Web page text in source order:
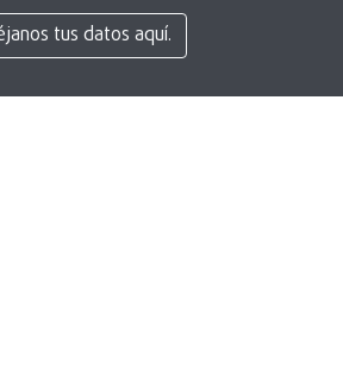
tus datos aquí.